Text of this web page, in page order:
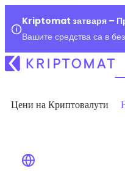
Kriptomat затваря –
Вашите средства са в
Цени на Криптовалути